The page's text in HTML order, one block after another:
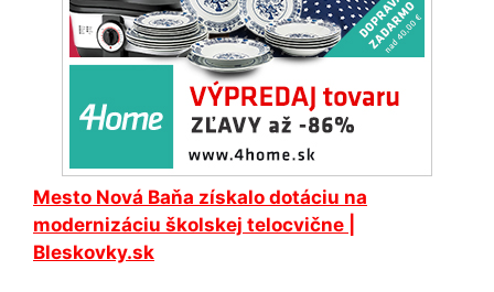
Mesto Nová Baňa získalo dotáciu na
modernizáciu školskej telocvične |
Bleskovky.sk